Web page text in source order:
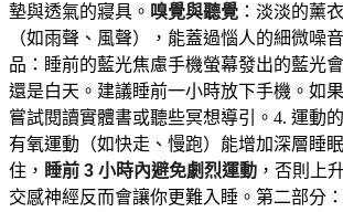
墊與透氣的寢具。 嗅覺與聽覺 ：淡淡的薰
（如雨聲、風聲），能蓋過惱人的細微噪
品：睡前的藍光焦慮手機螢幕發出的藍光
還是白天。建議睡前一小時放下手機。如
嘗試閱讀實體書或聽些冥想導引。4. 運動
有氧運動（如快走、慢跑）能增加深層睡
住， 睡前 3 小時內避免劇烈運動 ，否則上
交感神經反而會讓你更難入睡。第二部